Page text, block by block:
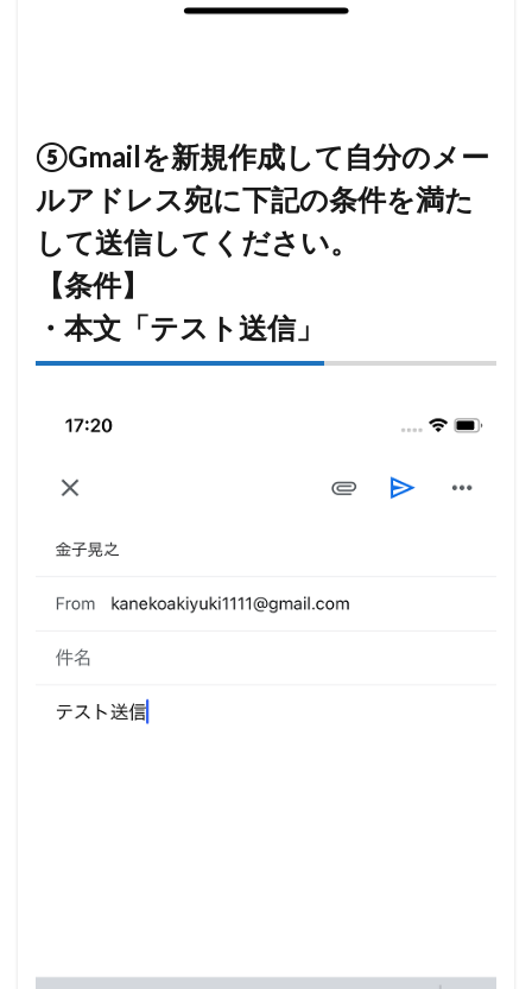
⑤Gmailを新規作成して自分のメー
ルアドレス宛に下記の条件を満た
して送信してください。
【条件】
・本文「テスト送信」